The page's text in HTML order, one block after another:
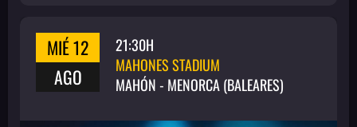
MIÉ 12
AGO
21:30H
MAHONES STADIUM
MAHÓN - MENORCA (BALEARES)